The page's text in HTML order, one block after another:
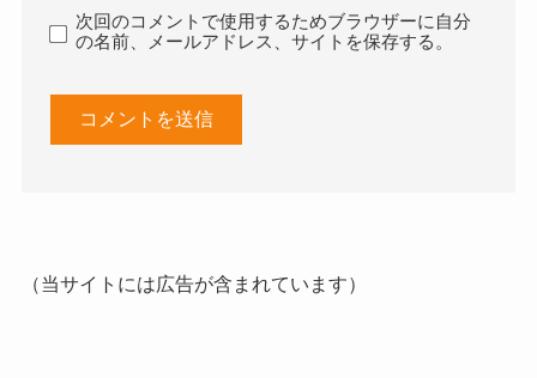
次回のコメントで使用するためブラウザーに自分
の名前、メールアドレス、サイトを保存する。
（当サイトには広告が含まれています）